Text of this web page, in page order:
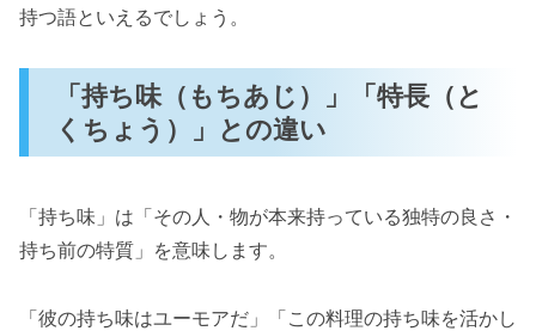
持つ語といえるでしょう。
「持ち味（もちあじ）」「特長（と
くちょう）」との違い
「持ち味」は「その人・物が本来持っている独特の良さ・
持ち前の特質」を意味します。
「彼の持ち味はユーモアだ」「この料理の持ち味を活かし